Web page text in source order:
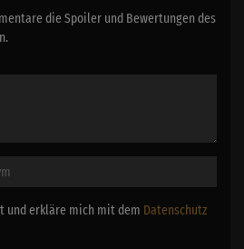
die Spoiler und Bewertungen des
und erkläre mich mit dem Datenschutz